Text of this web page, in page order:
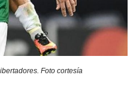
Foto cortesía